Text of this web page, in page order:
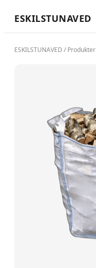
ESKILSTUNAVED
ESKILSTUNAVED / Produkter